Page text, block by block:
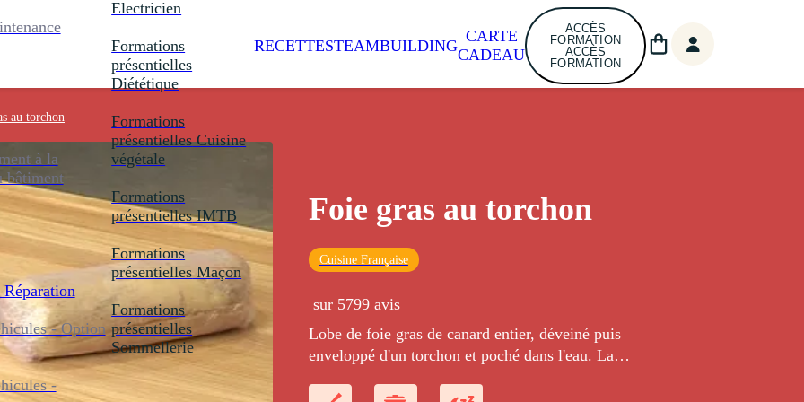
à la
bâtiment
- Option
-
Electricien
Formations
présentielles
Diététique
Formations
présentielles Cuisine
végétale
Formations
présentielles IMTB
Formations
présentielles Maçon
Formations
présentielles
Sommellerie
RECETTESTEAMBUILDING
CARTE
CADEAU
ACCÈS
FORMATION
ACCÈS
FORMATION
au torchon
Foie gras au torchon
Cuisine Française
sur 5799 avis
Lobe de foie gras de canard entier, déveiné puis
enveloppé d'un torchon et poché dans l'eau. La